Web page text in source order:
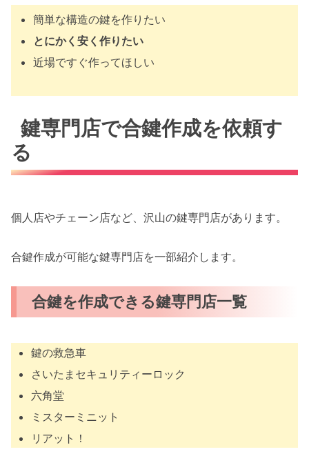
簡単な構造の鍵を作りたい
とにかく安く作りたい
近場ですぐ作ってほしい
鍵専門店で合鍵作成を依頼す
る
個人店やチェーン店など、沢山の鍵専門店があります。
合鍵作成が可能な鍵専門店を一部紹介します。
合鍵を作成できる鍵専門店一覧
鍵の救急車
さいたまセキュリティーロック
六角堂
ミスターミニット
リアット！